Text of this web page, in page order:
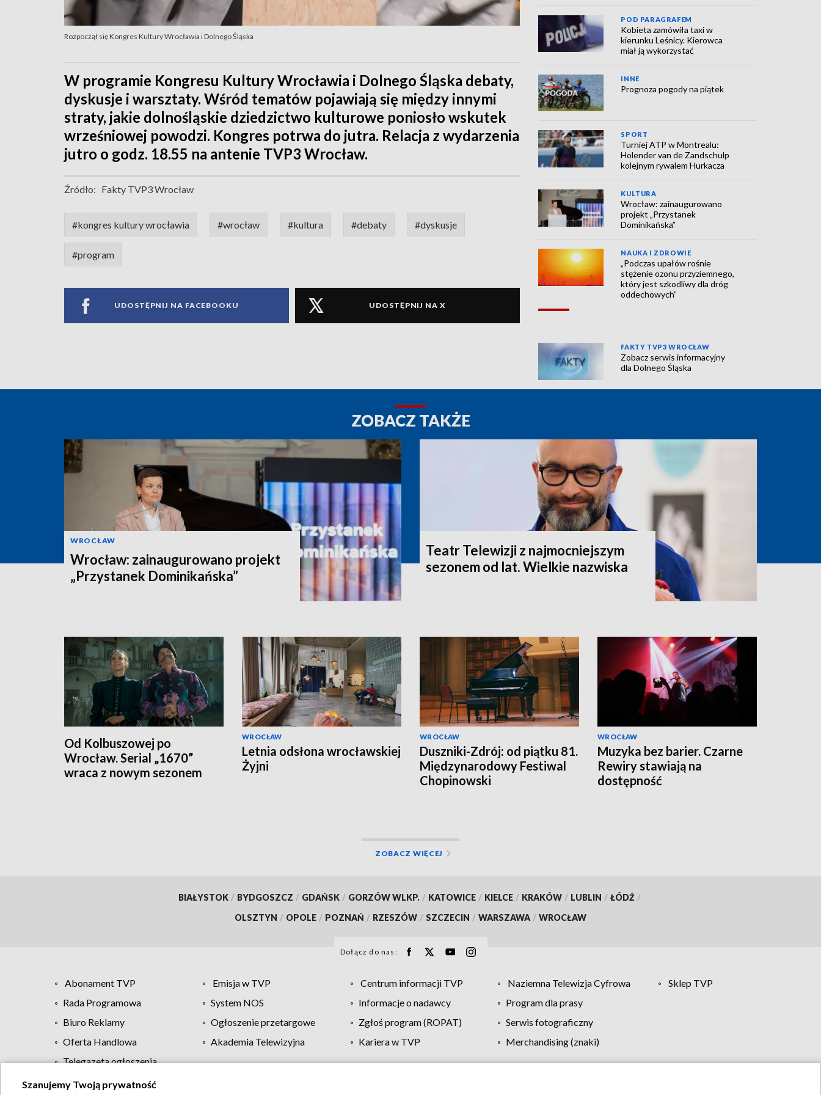
Rozpoczął się Kongres Kultury Wrocławia i Dolnego Śląska
W programie Kongresu Kultury Wrocławia i Dolnego Śląska debaty,
dyskusje i warsztaty. Wśród tematów pojawiają się między innymi
straty, jakie dolnośląskie dziedzictwo kulturowe poniosło wskutek
wrześniowej powodzi. Kongres potrwa do jutra. Relacja z wydarzenia
jutro o godz. 18.55 na antenie TVP3 Wrocław.
Źródło: Fakty TVP3 Wrocław
#kongres kultury wrocławia #wrocław #kultura #debaty #dyskusje
#program
UDOSTĘPNIJ NA FACEBOOKU UDOSTĘPNIJ NA X
POD PARAGRAFEM
Kobieta zamówiła taxi w
kierunku Leśnicy. Kierowca
miał ją wykorzystać
INNE
Prognoza pogody na piątek
SPORT
Turniej ATP w Montrealu:
Holender van de Zandschulp
kolejnym rywalem Hurkacza
KULTURA
Wrocław: zainaugurowano
projekt „Przystanek
Dominikańska”
NAUKA I ZDROWIE
„Podczas upałów rośnie
stężenie ozonu przyziemnego,
który jest szkodliwy dla dróg
oddechowych”
FAKTY TVP3 WROCŁAW
Zobacz serwis informacyjny
dla Dolnego Śląska
ZOBACZ TAKŻE
WROCŁAW
Wrocław: zainaugurowano projekt
„Przystanek Dominikańska”
Teatr Telewizji z najmocniejszym
sezonem od lat. Wielkie nazwiska
Od Kolbuszowej po
Wrocław. Serial „1670”
wraca z nowym sezonem
WROCŁAW
Letnia odsłona wrocławskiej
Żyjni
WROCŁAW
Duszniki-Zdrój: od piątku 81.
Międzynarodowy Festiwal
Chopinowski
WROCŁAW
Muzyka bez barier. Czarne
Rewiry stawiają na
dostępność
ZOBACZ WIĘCEJ
BIAŁYSTOK / BYDGOSZCZ / GDAŃSK / GORZÓW WLKP. / KATOWICE / KIELCE / KRAKÓW / LUBLIN / ŁÓDŹ /
OLSZTYN / OPOLE / POZNAŃ / RZESZÓW / SZCZECIN / WARSZAWA / WROCŁAW
Dołącz do nas:
Abonament TVP Emisja w TVP Centrum informacji TVP Naziemna Telewizja Cyfrowa
Sklep TVP
Rada Programowa
System NOS Informacje o nadawcy
Program dla prasy
Biuro Reklamy
Ogłoszenie przetargowe Zgłoś program (ROPAT)
Serwis fotograficzny
Oferta Handlowa
Akademia Telewizyjna Kariera w TVP
Merchandising (znaki)
Telegazeta ogłoszenia
Szanujemy Twoją prywatność